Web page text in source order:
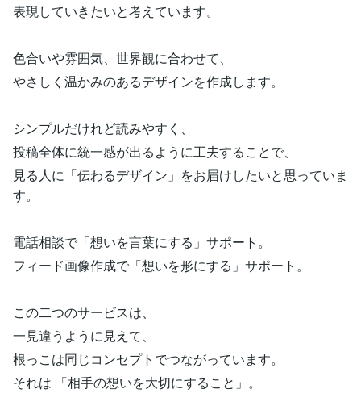
表現していきたいと考えています。
色合いや雰囲気、世界観に合わせて、
やさしく温かみのあるデザインを作成します。
シンプルだけれど読みやすく、
投稿全体に統一感が出るように工夫することで、
見る人に「伝わるデザイン」をお届けしたいと思っていま
す。
電話相談で「想いを言葉にする」サポート。
フィード画像作成で「想いを形にする」サポート。
この二つのサービスは、
一見違うように見えて、
根っこは同じコンセプトでつながっています。
それは 「相手の想いを大切にすること」。